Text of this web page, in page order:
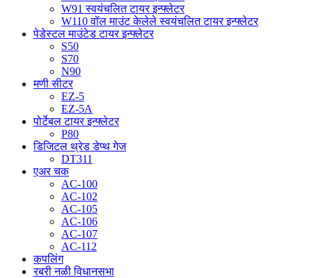
W91 स्वयंचलित टायर इन्फ्लेटर
W110 वॉल माउंट केलेले स्वयंचलित टायर इन्फ्लेटर
पेडेस्टल माउंटेड टायर इन्फ्लेटर
S50
S70
N90
मणी सीटर
EZ-5
EZ-5A
पोर्टेबल टायर इन्फ्लेटर
P80
डिजिटल थ्रेड डेप्थ गेज
DT311
एअर चक
AC-100
AC-102
AC-105
AC-106
AC-107
AC-112
कपलिंग
रबरी नळी विधानसभा